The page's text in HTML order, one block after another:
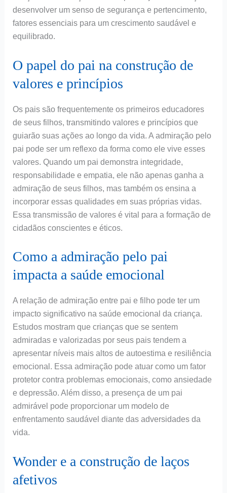
desenvolver um senso de segurança e pertencimento,
fatores essenciais para um crescimento saudável e
equilibrado.
O papel do pai na construção de
valores e princípios
Os pais são frequentemente os primeiros educadores
de seus filhos, transmitindo valores e princípios que
guiarão suas ações ao longo da vida. A admiração pelo
pai pode ser um reflexo da forma como ele vive esses
valores. Quando um pai demonstra integridade,
responsabilidade e empatia, ele não apenas ganha a
admiração de seus filhos, mas também os ensina a
incorporar essas qualidades em suas próprias vidas.
Essa transmissão de valores é vital para a formação de
cidadãos conscientes e éticos.
Como a admiração pelo pai
impacta a saúde emocional
A relação de admiração entre pai e filho pode ter um
impacto significativo na saúde emocional da criança.
Estudos mostram que crianças que se sentem
admiradas e valorizadas por seus pais tendem a
apresentar níveis mais altos de autoestima e resiliência
emocional. Essa admiração pode atuar como um fator
protetor contra problemas emocionais, como ansiedade
e depressão. Além disso, a presença de um pai
admirável pode proporcionar um modelo de
enfrentamento saudável diante das adversidades da
vida.
Wonder e a construção de laços
afetivos